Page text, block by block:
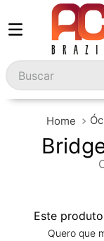
Buscar
Este
Quero que